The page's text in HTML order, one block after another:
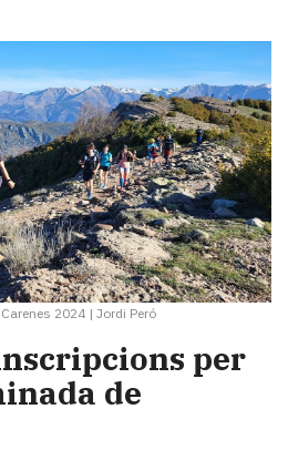
2024 | Jordi Peró
per
de